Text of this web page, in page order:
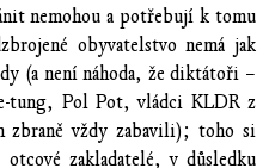
nemohou a potřebují k tomu
obyvatelstvo nemá jak
(a není náhoda, že diktátoři –
tung, Pol Pot, vládci KLDR z
zbraně vždy zabavili); toho si
zakladatelé, v důsledku